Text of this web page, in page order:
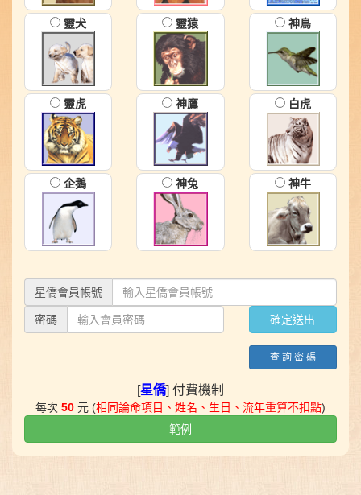
靈犬 靈猿 神鳥
靈虎 神鷹 白虎
企鵝 神兔 神牛
星僑會員帳號
密碼
查 詢 密 碼
[星僑] 付費機制
每次 50 元 (相同論命項目、姓名、生日、流年重算不扣點)
範例